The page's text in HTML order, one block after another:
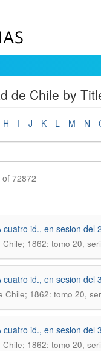
de Chile by
H I J K L M N
72872
id., en sesion del
1862: tomo 20,
id., en sesion del
Chile; 1862: tomo 20,
id., en sesion del
1862: tomo 20,